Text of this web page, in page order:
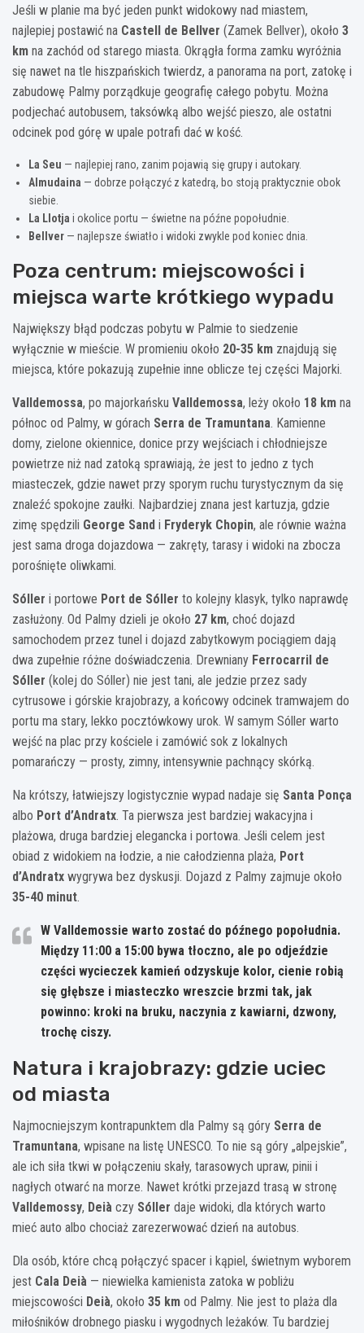
Jeśli w planie ma być jeden punkt widokowy nad miastem,
najlepiej postawić na Castell de Bellver (Zamek Bellver), około 3
km na zachód od starego miasta. Okrągła forma zamku wyróżnia
się nawet na tle hiszpańskich twierdz, a panorama na port, zatokę i
zabudowę Palmy porządkuje geografię całego pobytu. Można
podjechać autobusem, taksówką albo wejść pieszo, ale ostatni
odcinek pod górę w upale potrafi dać w kość.
La Seu — najlepiej rano, zanim pojawią się grupy i autokary.
Almudaina — dobrze połączyć z katedrą, bo stoją praktycznie obok
siebie.
La Llotja i okolice portu — świetne na późne popołudnie.
Bellver — najlepsze światło i widoki zwykle pod koniec dnia.
Poza centrum: miejscowości i
miejsca warte krótkiego wypadu
Największy błąd podczas pobytu w Palmie to siedzenie
wyłącznie w mieście. W promieniu około 20-35 km znajdują się
miejsca, które pokazują zupełnie inne oblicze tej części Majorki.
Valldemossa, po majorkańsku Valldemossa, leży około 18 km na
północ od Palmy, w górach Serra de Tramuntana. Kamienne
domy, zielone okiennice, donice przy wejściach i chłodniejsze
powietrze niż nad zatoką sprawiają, że jest to jedno z tych
miasteczek, gdzie nawet przy sporym ruchu turystycznym da się
znaleźć spokojne zaułki. Najbardziej znana jest kartuzja, gdzie
zimę spędzili George Sand i Fryderyk Chopin, ale równie ważna
jest sama droga dojazdowa — zakręty, tarasy i widoki na zbocza
porośnięte oliwkami.
Sóller i portowe Port de Sóller to kolejny klasyk, tylko naprawdę
zasłużony. Od Palmy dzieli je około 27 km, choć dojazd
samochodem przez tunel i dojazd zabytkowym pociągiem dają
dwa zupełnie różne doświadczenia. Drewniany Ferrocarril de
Sóller (kolej do Sóller) nie jest tani, ale jedzie przez sady
cytrusowe i górskie krajobrazy, a końcowy odcinek tramwajem do
portu ma stary, lekko pocztówkowy urok. W samym Sóller warto
wejść na plac przy kościele i zamówić sok z lokalnych
pomarańczy — prosty, zimny, intensywnie pachnący skórką.
Na krótszy, łatwiejszy logistycznie wypad nadaje się Santa Ponça
albo Port d’Andratx. Ta pierwsza jest bardziej wakacyjna i
plażowa, druga bardziej elegancka i portowa. Jeśli celem jest
obiad z widokiem na łodzie, a nie całodzienna plaża, Port
d’Andratx wygrywa bez dyskusji. Dojazd z Palmy zajmuje około
35-40 minut.
W Valldemossie warto zostać do późnego popołudnia.
Między 11:00 a 15:00 bywa tłoczno, ale po odjeździe
części wycieczek kamień odzyskuje kolor, cienie robią
się głębsze i miasteczko wreszcie brzmi tak, jak
powinno: kroki na bruku, naczynia z kawiarni, dzwony,
trochę ciszy.
Natura i krajobrazy: gdzie uciec
od miasta
Najmocniejszym kontrapunktem dla Palmy są góry Serra de
Tramuntana, wpisane na listę UNESCO. To nie są góry „alpejskie”,
ale ich siła tkwi w połączeniu skały, tarasowych upraw, pinii i
nagłych otwarć na morze. Nawet krótki przejazd trasą w stronę
Valldemossy, Deià czy Sóller daje widoki, dla których warto
mieć auto albo chociaż zarezerwować dzień na autobus.
Dla osób, które chcą połączyć spacer i kąpiel, świetnym wyborem
jest Cala Deià — niewielka kamienista zatoka w pobliżu
miejscowości Deià, około 35 km od Palmy. Nie jest to plaża dla
miłośników drobnego piasku i wygodnych leżaków. Tu bardziej